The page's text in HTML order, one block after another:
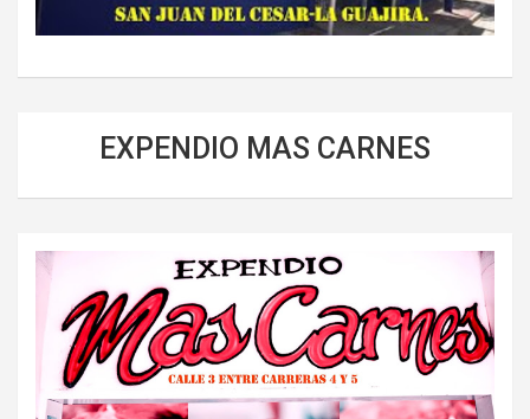
EXPENDIO MAS CARNES